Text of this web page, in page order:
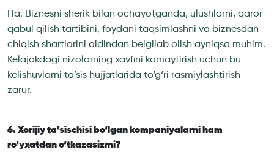
Ha. Biznesni sherik bilan ochayotganda, ulushlarni, qaror
qabul qilish tartibini, foydani taqsimlashni va biznesdan
chiqish shartlarini oldindan belgilab olish ayniqsa muhim.
Kelajakdagi nizolarning xavfini kamaytirish uchun bu
kelishuvlarni ta’sis hujjatlarida to‘g‘ri rasmiylashtirish
zarur.
6. Xorijiy ta’sischisi bo‘lgan kompaniyalarni ham
ro‘yxatdan o‘tkazasizmi?